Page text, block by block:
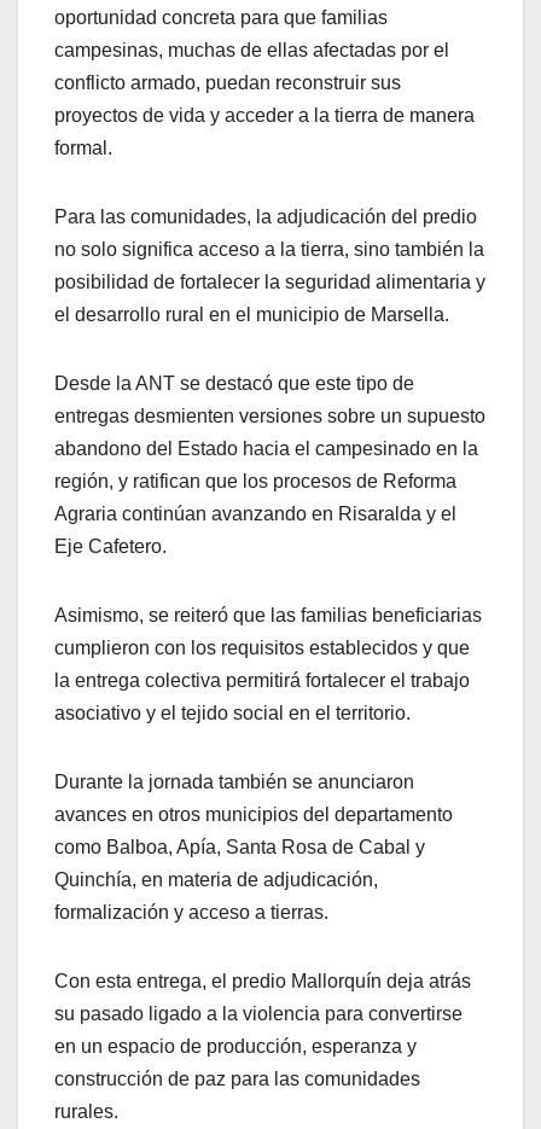
oportunidad concreta para que familias
campesinas, muchas de ellas afectadas por el
conflicto armado, puedan reconstruir sus
proyectos de vida y acceder a la tierra de manera
formal.
Para las comunidades, la adjudicación del predio
no solo significa acceso a la tierra, sino también la
posibilidad de fortalecer la seguridad alimentaria y
el desarrollo rural en el municipio de Marsella.
Desde la ANT se destacó que este tipo de
entregas desmienten versiones sobre un supuesto
abandono del Estado hacia el campesinado en la
región, y ratifican que los procesos de Reforma
Agraria continúan avanzando en Risaralda y el
Eje Cafetero.
Asimismo, se reiteró que las familias beneficiarias
cumplieron con los requisitos establecidos y que
la entrega colectiva permitirá fortalecer el trabajo
asociativo y el tejido social en el territorio.
Durante la jornada también se anunciaron
avances en otros municipios del departamento
como Balboa, Apía, Santa Rosa de Cabal y
Quinchía, en materia de adjudicación,
formalización y acceso a tierras.
Con esta entrega, el predio Mallorquín deja atrás
su pasado ligado a la violencia para convertirse
en un espacio de producción, esperanza y
construcción de paz para las comunidades
rurales.